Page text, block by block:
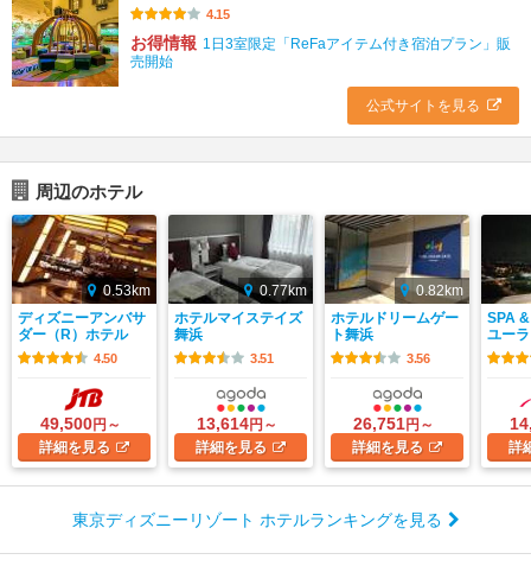
4.15
お得情報 1日3室限定「ReFaアイテム付き宿泊プラン」販
売開始
公式サイトを見る
周辺のホテル
0.53km
ディズニーアンバサ
ダー（R）ホテル
4.50
49,500円～
詳細を見る
0.77km
ホテルマイステイズ
舞浜
3.51
13,614円～
詳細を見る
0.82km
ホテルドリームゲー
ト舞浜
3.56
26,751円～
詳細を見る
SPA
ユー
詳
東京ディズニーリゾート ホテルランキングを見る